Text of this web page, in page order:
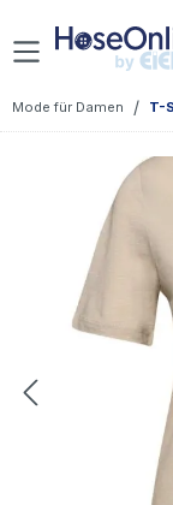
Zum Hauptinhalt
Mode für Damen / T-
Bildergalerie